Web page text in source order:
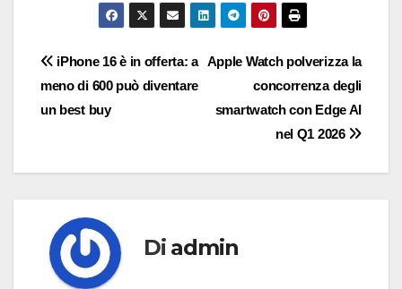
Navigazione
articoli
Apple Watch polverizza la
concorrenza degli
smartwatch con Edge AI
nel Q1 2026
iPhone 16 è in offerta: a
meno di 600 può diventare
un best buy
Di admin